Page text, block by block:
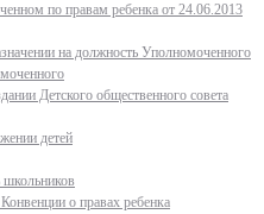
по правам ребенка от 24.06.2013
на должность Уполномоченного
Детского общественного совета
детей
школьников
о правах ребенка